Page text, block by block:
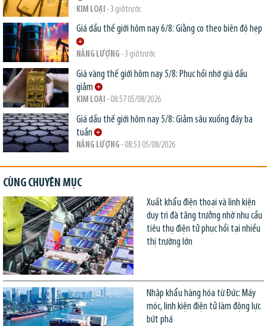
KIM LOẠI - 3 giờ trước
Giá dầu thế giới hôm nay 6/8: Giằng co theo biên độ hẹp
NĂNG LƯỢNG - 3 giờ trước
Giá vàng thế giới hôm nay 5/8: Phục hồi nhờ giá dầu
giảm
KIM LOẠI - 08:57 05/08/2026
Giá dầu thế giới hôm nay 5/8: Giảm sâu xuống đáy ba
tuần
NĂNG LƯỢNG - 08:53 05/08/2026
CÙNG CHUYÊN MỤC
Xuất khẩu điện thoại và linh kiện
duy trì đà tăng trưởng nhờ nhu cầu
tiêu thụ điện tử phục hồi tại nhiều
thị trường lớn
Nhập khẩu hàng hóa từ Đức: Máy
móc, linh kiện điện tử làm động lực
bứt phá